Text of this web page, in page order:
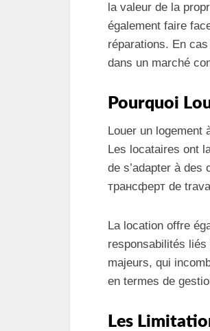
la valeur de la
également faire
réparations. En
dans un marché
Pourquoi
Louer un logement
Les locataires ont
de s’adapter à des
трансферт de
La location offre
responsabilités liés
majeurs, qui
en termes de
Les